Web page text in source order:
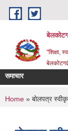
Skip to main content
"शिक्षा,
समाचार
You are
Home » बोलपत्र